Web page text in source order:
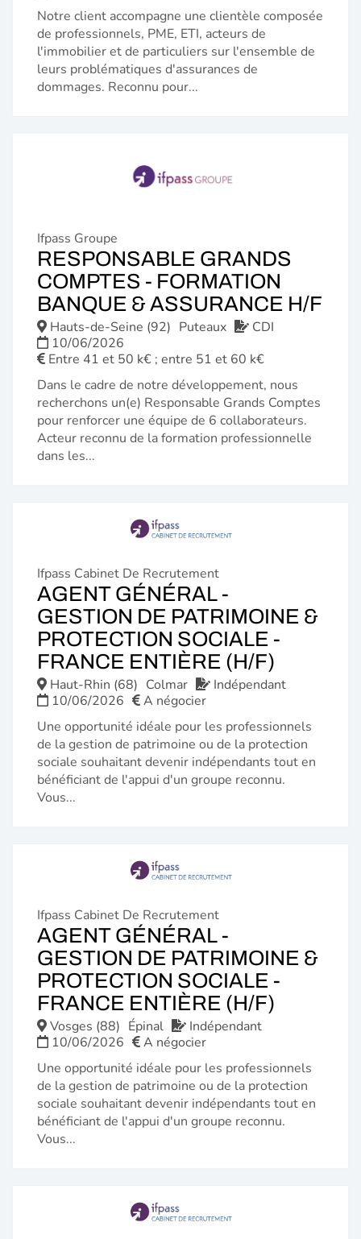
Notre client accompagne une clientèle composée
de professionnels, PME, ETI, acteurs de
l'immobilier et de particuliers sur l'ensemble de
leurs problématiques d'assurances de
dommages. Reconnu pour...
Ifpass Groupe
RESPONSABLE GRANDS
COMPTES - FORMATION
BANQUE & ASSURANCE H/F
Hauts-de-Seine (92) Puteaux
CDI
10/06/2026
Entre 41 et 50 k€ ; entre 51 et 60 k€
Dans le cadre de notre développement, nous
recherchons un(e) Responsable Grands Comptes
pour renforcer une équipe de 6 collaborateurs.
Acteur reconnu de la formation professionnelle
dans les...
Ifpass Cabinet De Recrutement
AGENT GÉNÉRAL -
GESTION DE PATRIMOINE &
PROTECTION SOCIALE -
FRANCE ENTIÈRE (H/F)
Haut-Rhin (68) Colmar
Indépendant
10/06/2026
A négocier
Une opportunité idéale pour les professionnels
de la gestion de patrimoine ou de la protection
sociale souhaitant devenir indépendants tout en
bénéficiant de l'appui d'un groupe reconnu.
Vous...
Ifpass Cabinet De Recrutement
AGENT GÉNÉRAL -
GESTION DE PATRIMOINE &
PROTECTION SOCIALE -
FRANCE ENTIÈRE (H/F)
Vosges (88) Épinal
Indépendant
10/06/2026
A négocier
Une opportunité idéale pour les professionnels
de la gestion de patrimoine ou de la protection
sociale souhaitant devenir indépendants tout en
bénéficiant de l'appui d'un groupe reconnu.
Vous...